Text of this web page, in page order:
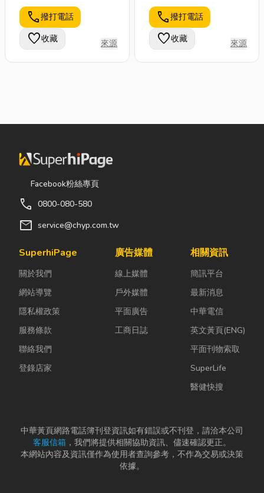
call撥打電話
favorite收藏 來源
call撥打電話
favorite收藏 來源
Facebook粉絲專頁
call 0800-080-580
mail service@chyp.com.tw
SuperhiPage
關於我們
網站導覽
隱私權政策
服務條款
聯絡我們
登錄店家
廣告媒體
線上媒體
戶外媒體
平面廣告
工商日誌
相關資訊
簡訊平台
最新消息
中華電信
英文黃頁(ENG)
平面刊物索取
SuperLife
醫健快搜
中華黃頁網路電話簿刊登資訊如有錯誤或不刊登，請洽本公司
客服信箱 ，我們將提供相關協助資訊、儘速確認更正。
本網站內容及資訊僅作為使用者查詢參考，不作為交易或決策
依據。